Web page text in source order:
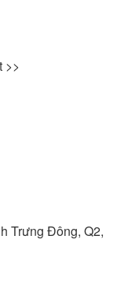
>>
Trưng Đông, Q2,